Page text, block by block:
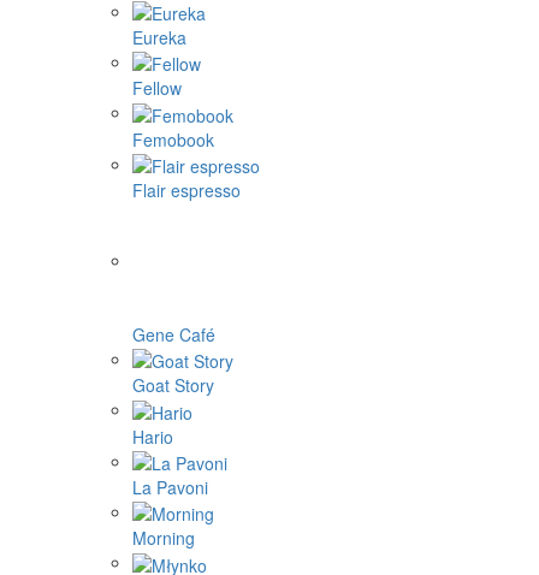
Eureka
Fellow
Femobook
Flair espresso
Gene Café
Goat Story
Hario
La Pavoni
Morning